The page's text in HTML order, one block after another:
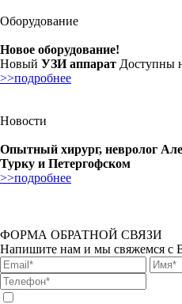
Оборудование
Новое оборудование!
Новый УЗИ аппарат Доступны
>>подробнее
Новости
Опытный хирург, невролог
Турку и Петергофском
>>подробнее
ФОРМА ОБРАТНОЙ СВЯЗИ
Напишите нам и мы свяжемся с